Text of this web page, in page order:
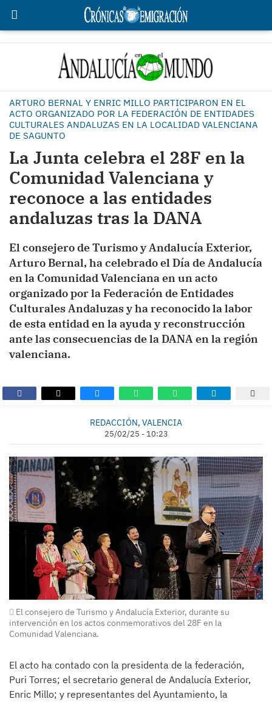
ARTURO BERNAL Y ENRIC MILLO PARTICIPARON EN EL
ACTO ORGANIZADO POR LA FEDERACIÓN DE ENTIDADES
CULTURALES ANDALUZAS EN LA LOCALIDAD VALENCIANA
DE SAGUNTO
La Junta celebra el 28F en la
Comunidad Valenciana y
reconoce a las entidades
andaluzas tras la DANA
El consejero de Turismo y Andalucía Exterior,
Arturo Bernal, ha celebrado el Día de Andalucía
en la Comunidad Valenciana en un acto
organizado por la Federación de Entidades
Culturales Andaluzas y ha reconocido la labor
de esta entidad en la ayuda y reconstrucción
ante las consecuencias de la DANA en la región
valenciana.
REDACCIÓN, VALENCIA
25/02/25 - 10:23
El consejero de Turismo y Andalucía Exterior, durante su
intervención en los actos conmemorativos del 28F en la
Comunidad Valenciana.
El acto ha contado con la presidenta de la federación,
Puri Torres; el secretario general de Andalucía Exterior,
Enric Millo; y representantes del Ayuntamiento, la